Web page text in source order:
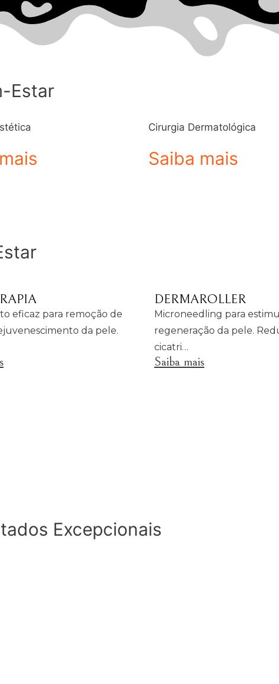
Estar
Cirurgia Dermatológica
Saiba mais
eficaz para remoção de
da pele.
DERMAROLLER
Microneedling para
regeneração da pele.
cicatri…
Saiba mais
Excepcionais